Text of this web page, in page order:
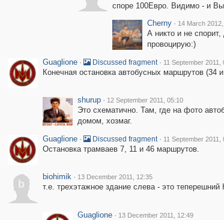
споре 100Евро. Видимо - и Вы
Cherny · 14 March
А никто и не
провоцирую:)
Guaglione · Discussed fragment · 11 September 2011,
Конечная остановка автобусных маршрутов (34
shurup · 12 September 2011, 05:10
Это схематично. Там, где на фото
домом, хозмаг.
Guaglione · Discussed fragment · 11 September 2011,
Остановка трамваев 7, 11 и 46 маршрутов.
b
biohimik · 13 December 2011, 12:35
т.е. трехэтажное здание слева - это
Guaglione · 13 December 2011, 12:49